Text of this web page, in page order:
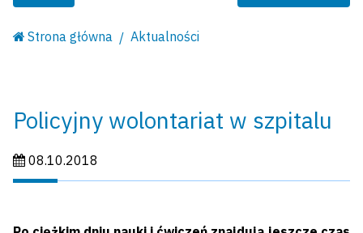
Strona główna Aktualności
Policyjny wolontariat w szpitalu
Data publikacji:
08.10.2018